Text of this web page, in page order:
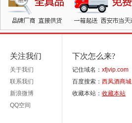
关注我们
关于我们
联系我们
新浪微博
QQ空间
下次怎么来?
记住域名： xfjvip.com
百度搜索： 西凤酒商城
收藏本站： 收藏本站